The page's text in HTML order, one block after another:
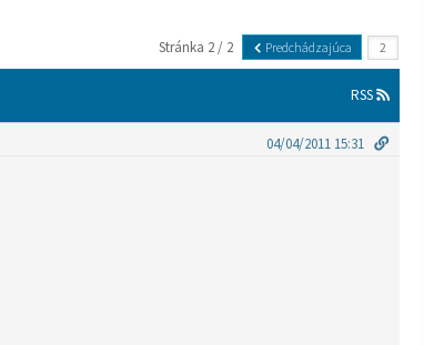
Stránka 2 / 2 Predchádzajúca
RSS
04/04/2011 15:31